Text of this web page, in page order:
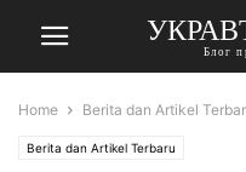
Блог
Home Berita dan Artikel
Berita dan Artikel Terbaru